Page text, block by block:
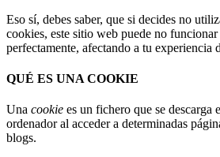
Eso sí, debes saber, que si decides no
cookies, este sitio web puede no funcionar
perfectamente, afectando a tu experiencia
QUÉ ES UNA COOKIE
Una cookie es un fichero que se descarga
ordenador al acceder a determinadas
blogs.